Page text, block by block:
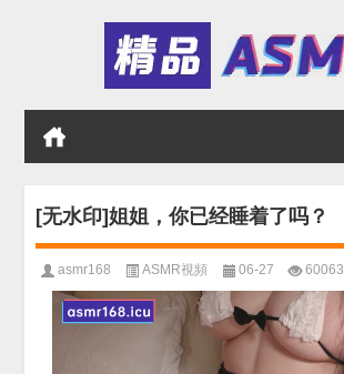
[无水印]姐姐，你已经睡着了吗？
asmr168 ASMR視頻 06-27 60063